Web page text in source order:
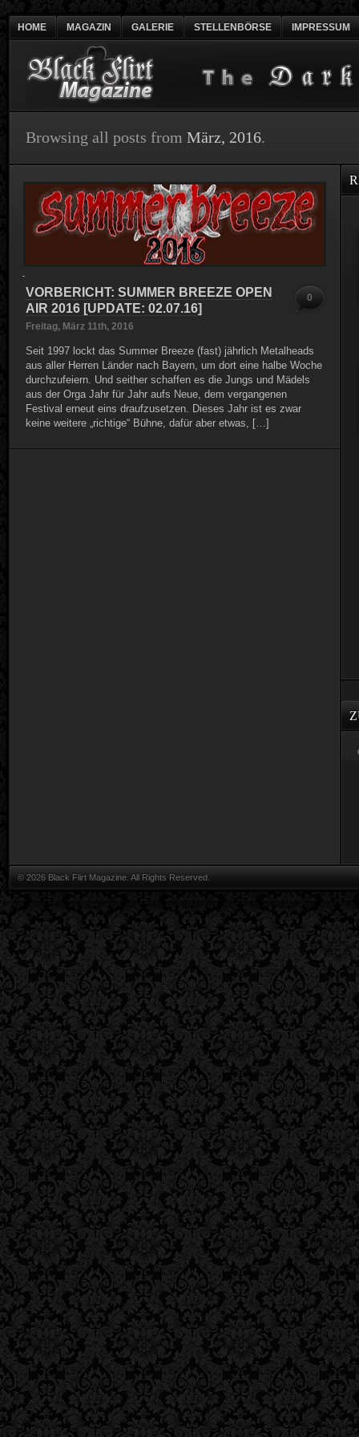
Browsing all posts from März, 2016.
0
VORBERICHT: SUMMER BREEZE OPEN
AIR 2016 [UPDATE: 02.07.16]
Freitag, März 11th, 2016
Seit 1997 lockt das Summer Breeze (fast) jährlich Metalheads
aus aller Herren Länder nach Bayern, um dort eine halbe Woche
durchzufeiern. Und seither schaffen es die Jungs und Mädels
aus der Orga Jahr für Jahr aufs Neue, dem vergangenen
Festival erneut eins draufzusetzen. Dieses Jahr ist es zwar
keine weitere „richtige“ Bühne, dafür aber etwas, […]
© 2026 Black Flirt Magazine. All Rights Reserved.
HOME MAGAZIN GALERIE STELLENBÖRSE IMPRESSUM